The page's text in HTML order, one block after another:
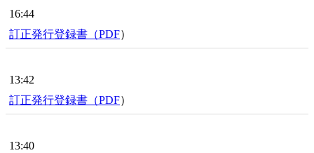
16:44
訂正発行登録書（PDF）
13:42
訂正発行登録書（PDF）
13:40